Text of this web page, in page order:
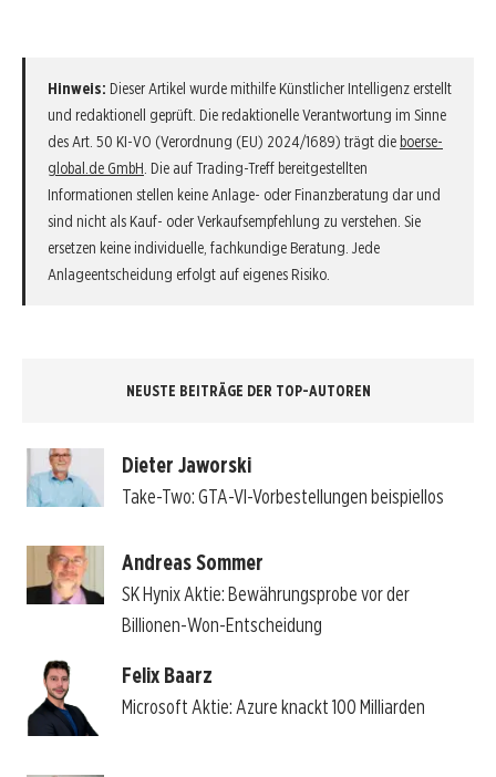
Hinweis: Dieser Artikel wurde mithilfe Künstlicher Intelligenz erstellt
und redaktionell geprüft. Die redaktionelle Verantwortung im Sinne
des Art. 50 KI-VO (Verordnung (EU) 2024/1689) trägt die boerse-
global.de GmbH . Die auf Trading-Treff bereitgestellten
Informationen stellen keine Anlage- oder Finanzberatung dar und
sind nicht als Kauf- oder Verkaufsempfehlung zu verstehen. Sie
ersetzen keine individuelle, fachkundige Beratung. Jede
Anlageentscheidung erfolgt auf eigenes Risiko.
NEUSTE BEITRÄGE DER TOP-AUTOREN
Dieter Jaworski
Take-Two: GTA-VI-Vorbestellungen beispiellos
Andreas Sommer
SK Hynix Aktie: Bewährungsprobe vor der
Billionen-Won-Entscheidung
Felix Baarz
Microsoft Aktie: Azure knackt 100 Milliarden